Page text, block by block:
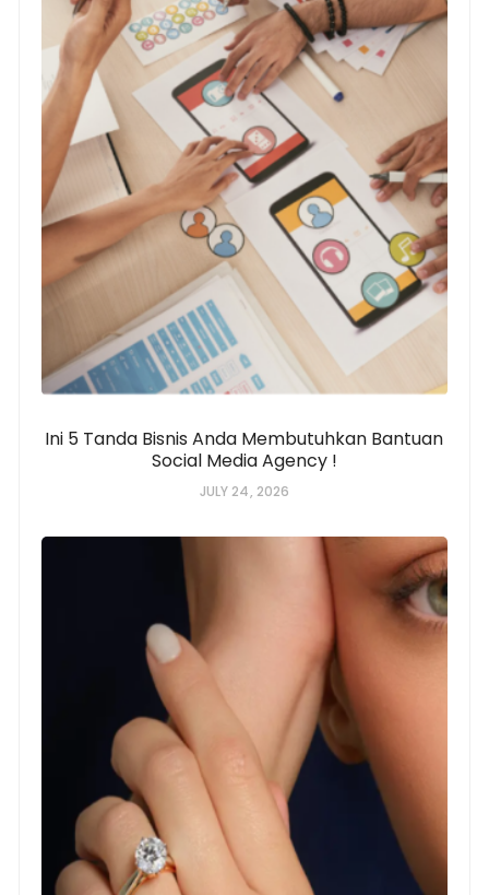
Ini 5 Tanda Bisnis Anda Membutuhkan Bantuan
Social Media Agency !
JULY 24, 2026